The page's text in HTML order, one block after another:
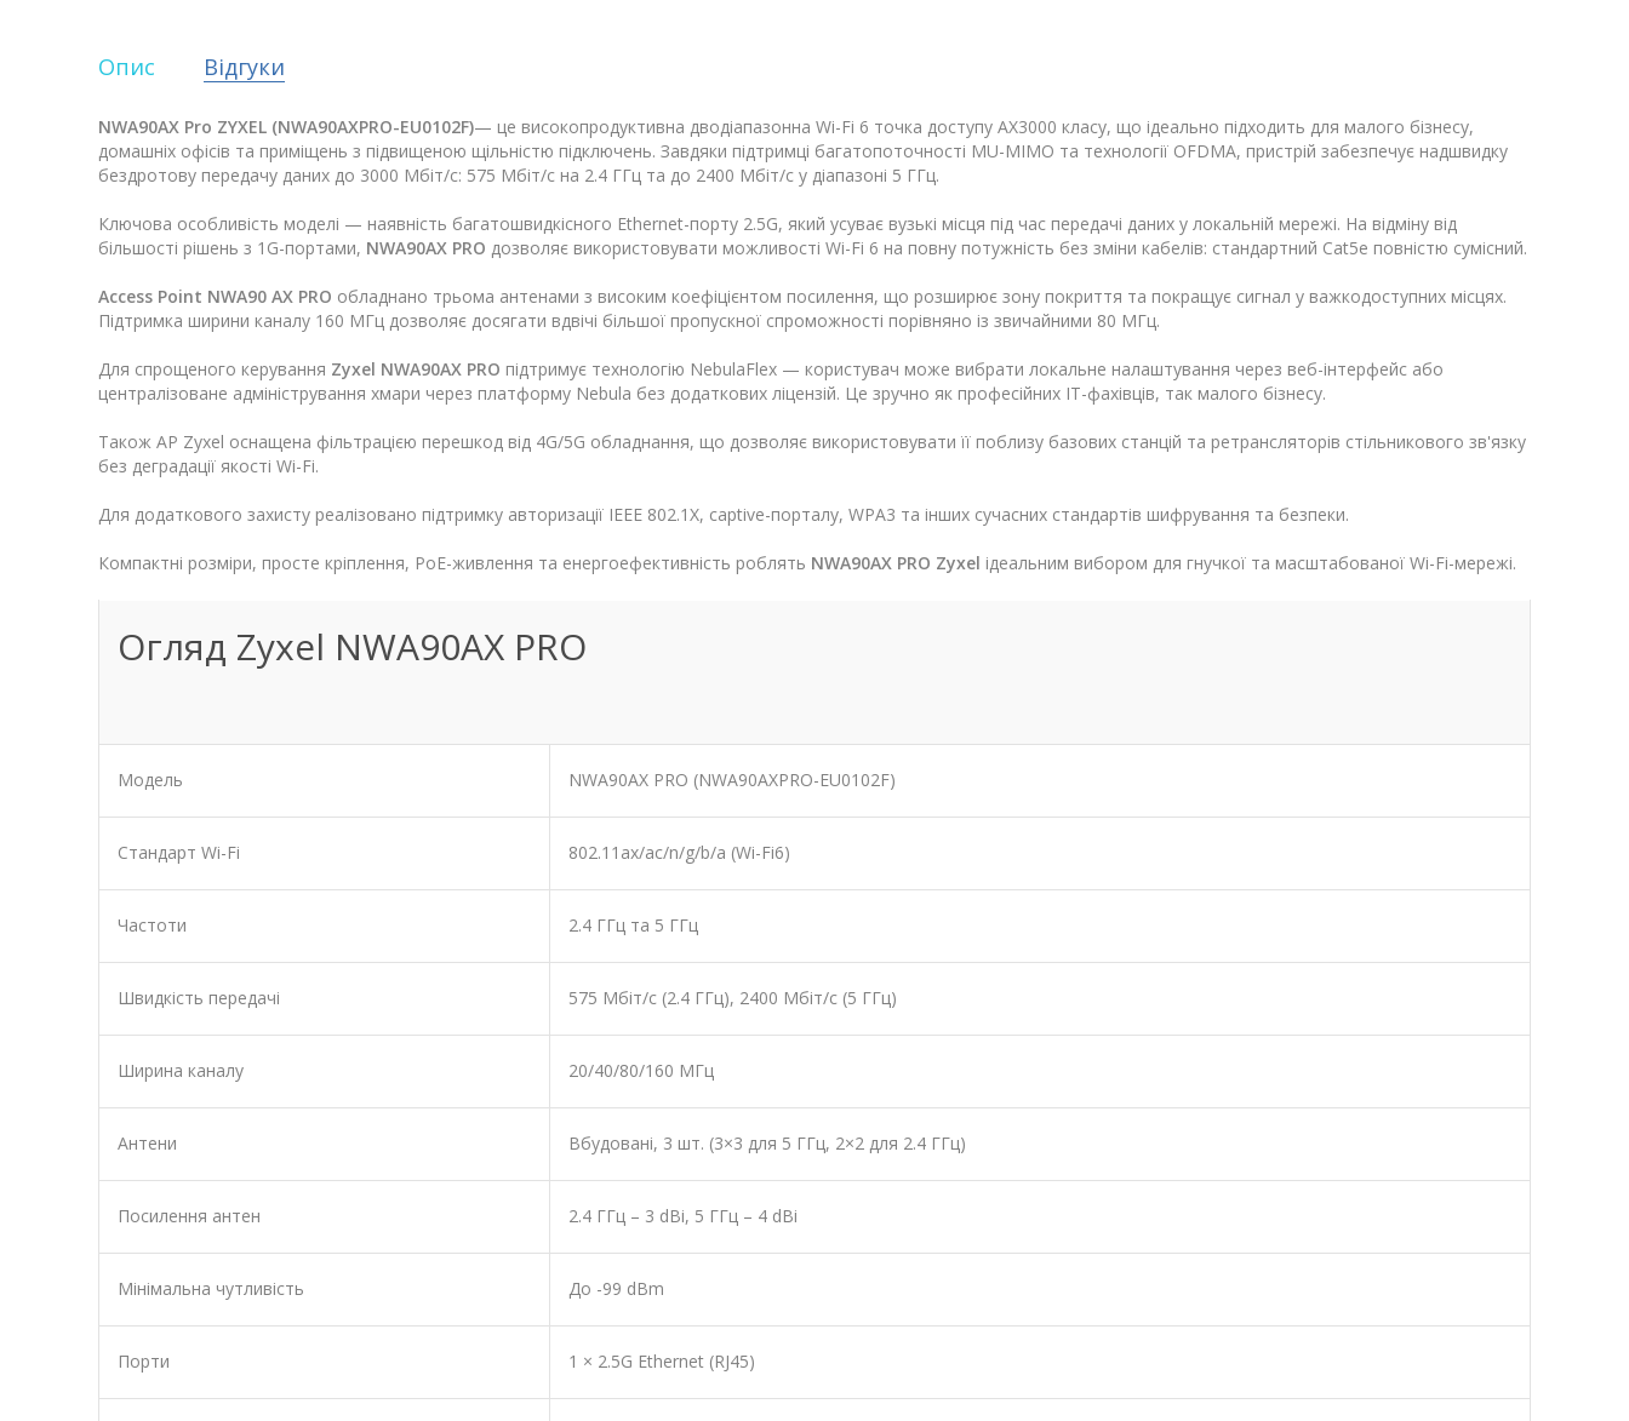
Опис Відгуки
NWA90AX Pro ZYXEL (NWA90AXPRO-EU0102F)— це високопродуктивна дводіапазонна Wi-Fi 6 точка доступу AX3000 класу, що ідеально підходить для малого бізнесу,
домашніх офісів та приміщень з підвищеною щільністю підключень. Завдяки підтримці багатопоточності MU-MIMO та технології OFDMA, пристрій забезпечує надшвидку
бездротову передачу даних до 3000 Мбіт/с: 575 Мбіт/с на 2.4 ГГц та до 2400 Мбіт/с у діапазоні 5 ГГц.
Ключова особливість моделі — наявність багатошвидкісного Ethernet-порту 2.5G, який усуває вузькі місця під час передачі даних у локальній мережі. На відміну від
більшості рішень з 1G-портами, NWA90AX PRO дозволяє використовувати можливості Wi-Fi 6 на повну потужність без зміни кабелів: стандартний Cat5e повністю сумісний.
Access Point NWA90 AX PRO обладнано трьома антенами з високим коефіцієнтом посилення, що розширює зону покриття та покращує сигнал у важкодоступних місцях.
Підтримка ширини каналу 160 МГц дозволяє досягати вдвічі більшої пропускної спроможності порівняно із звичайними 80 МГц.
Для спрощеного керування Zyxel NWA90AX PRO підтримує технологію NebulaFlex — користувач може вибрати локальне налаштування через веб-інтерфейс або
централізоване адміністрування хмари через платформу Nebula без додаткових ліцензій. Це зручно як професійних IT-фахівців, так малого бізнесу.
Також AP Zyxel оснащена фільтрацією перешкод від 4G/5G обладнання, що дозволяє використовувати її поблизу базових станцій та ретрансляторів стільникового зв'язку
без деградації якості Wi-Fi.
Для додаткового захисту реалізовано підтримку авторизації IEEE 802.1X, captive-порталу, WPA3 та інших сучасних стандартів шифрування та безпеки.
Компактні розміри, просте кріплення, PoE-живлення та енергоефективність роблять NWA90AX PRO Zyxel ідеальним вибором для гнучкої та масштабованої Wi-Fi-мережі.
Огляд Zyxel NWA90AX PRO
Модель NWA90AX PRO (NWA90AXPRO-EU0102F)
Стандарт Wi-Fi 802.11ax/ac/n/g/b/a (Wi-Fi6)
Частоти 2.4 ГГц та 5 ГГц
Швидкість передачі 575 Мбіт/с (2.4 ГГц), 2400 Мбіт/с (5 ГГц)
Ширина каналу 20/40/80/160 МГц
Антени Вбудовані, 3 шт. (3×3 для 5 ГГц, 2×2 для 2.4 ГГц)
Посилення антен 2.4 ГГц – 3 dBi, 5 ГГц – 4 dBi
Мінімальна чутливість До -99 dBm
Порти 1 × 2.5G Ethernet (RJ45)